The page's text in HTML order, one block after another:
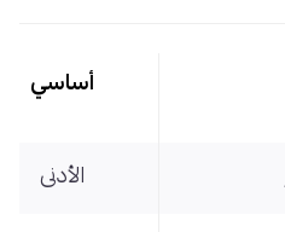
أساسي
الأدنى